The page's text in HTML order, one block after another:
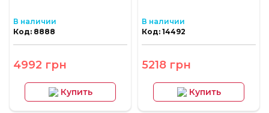
В наличии
Код: 8888
4992 грн
Купить
В наличии
Код: 14492
5218 грн
Купить